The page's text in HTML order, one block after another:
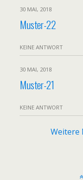
30 MAI, 2018
Muster-22
KEINE ANTWORT
30 MAI, 2018
Muster-21
KEINE ANTWORT
Weitere